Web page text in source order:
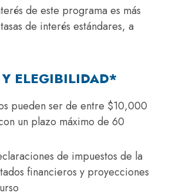
de este programa es más
de interés estándares, a
ELEGIBILIDAD*
pueden ser de entre $10,000
un plazo máximo de 60
de impuestos de la
financieros y proyecciones